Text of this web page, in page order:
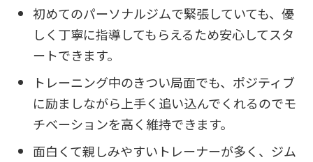
初めてのパーソナルジムで緊張していても、優
しく丁寧に指導してもらえるため安心してスタ
ートできます。
トレーニング中のきつい局面でも、ポジティブ
に励ましながら上手く追い込んでくれるのでモ
チベーションを高く維持できます。
面白くて親しみやすいトレーナーが多く、ジム